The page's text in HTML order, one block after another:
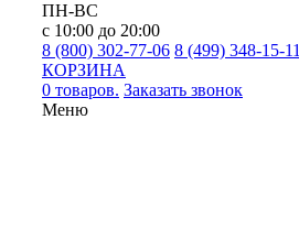
ПН-ВС
с 10:00 до 20:00
8 (800) 302-77-06 8 (499) 348-15-11
КОРЗИНА
0 товаров. Заказать звонок
Меню